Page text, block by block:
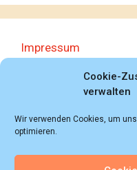
Cookie-
verwalten
Wir verwenden Cookies, um
optimieren.
Impressum
Datenschutzerklärung